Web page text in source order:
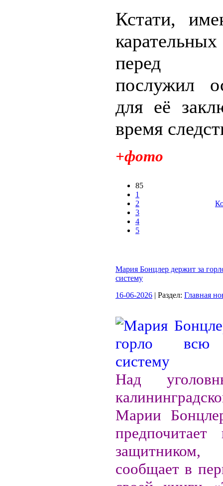
Кстати,
перед
послужил
для её
время
+фото
85
1
2
3
4
5
Мария Бонцлер держит за
систему
16-06-2026 | Раздел: Главная
Над
Марии
предпочитает
сообщает в